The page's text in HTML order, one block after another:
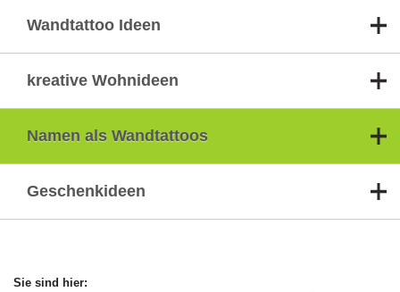
Wandtattoo Ideen
kreative Wohnideen
Namen als Wandtattoos
Geschenkideen